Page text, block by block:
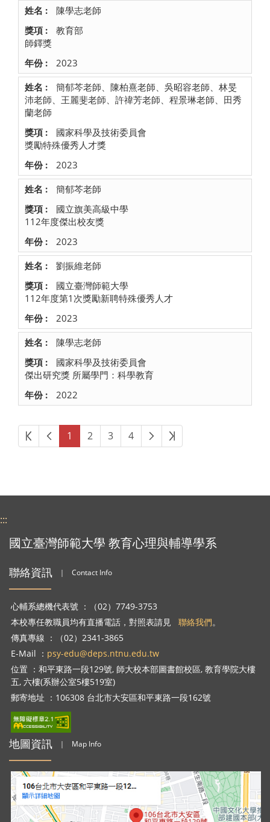
陳學志老師
教育部
師鐸獎
2023
簡郁芩老師、陳柏熹老師、吳昭容老師、林旻
沛老師、王麗斐老師、許禕芳老師、程景琳老師、田秀
蘭老師
國家科學及技術委員會
獎勵特殊優秀人才獎
2023
簡郁芩老師
國立旗美高級中學
112年度傑出校友獎
2023
劉振維老師
國立臺灣師範大學
112年度第1次獎勵新聘特殊優秀人才
2023
陳學志老師
國家科學及技術委員會
傑出研究獎 所屬學門：科學教育
2022
第一頁上一頁
1 2 3 4 下一頁最後頁
:::
國立臺灣師範大學 教育心理與輔導學系
聯絡資訊 ｜ Contact Info
心輔系總機代表號 ：（02）7749-3753
本校專任教職員均有直播電話，對照表請見 聯絡我們。
傳真專線 ：（02）2341-3865
E-Mail ： psy-edu@deps.ntnu.edu.tw
位置 ：和平東路一段129號, 師大校本部圖書館校區, 教育學院大樓
五, 六樓(系辦公室5樓519室)
郵寄地址 ：106308 台北市大安區和平東路一段162號
地圖資訊 ｜ Map Info